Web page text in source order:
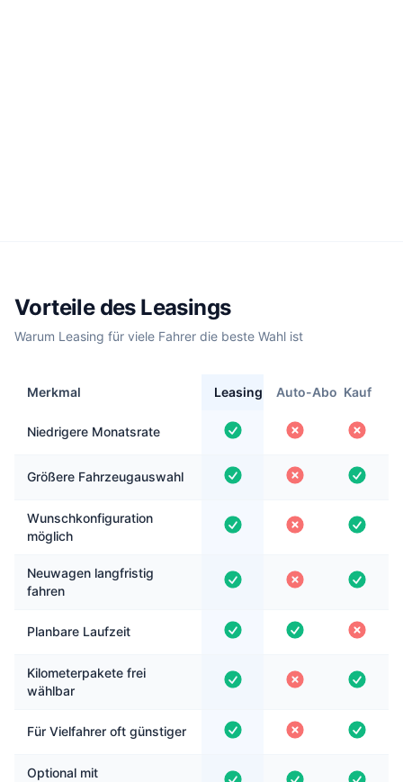
Vorteile des Leasings
Warum Leasing für viele Fahrer die beste Wahl ist
Merkmal Leasing Auto-Abo Kauf
Niedrigere Monatsrate
Größere Fahrzeugauswahl
Wunschkonfiguration
möglich
Neuwagen langfristig
fahren
Planbare Laufzeit
Kilometerpakete frei
wählbar
Für Vielfahrer oft günstiger
Optional mit